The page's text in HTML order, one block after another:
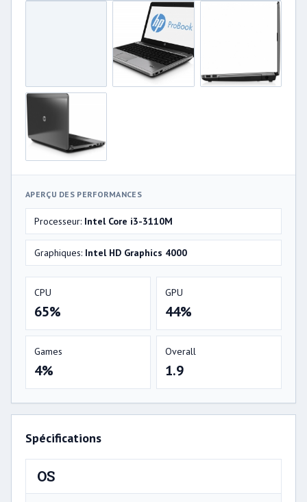
APERÇU DES PERFORMANCES
Processeur: Intel Core i3-3110M
Graphiques: Intel HD Graphics 4000
CPU
65%
GPU
44%
Games
4%
Overall
1.9
Spécifications
OS